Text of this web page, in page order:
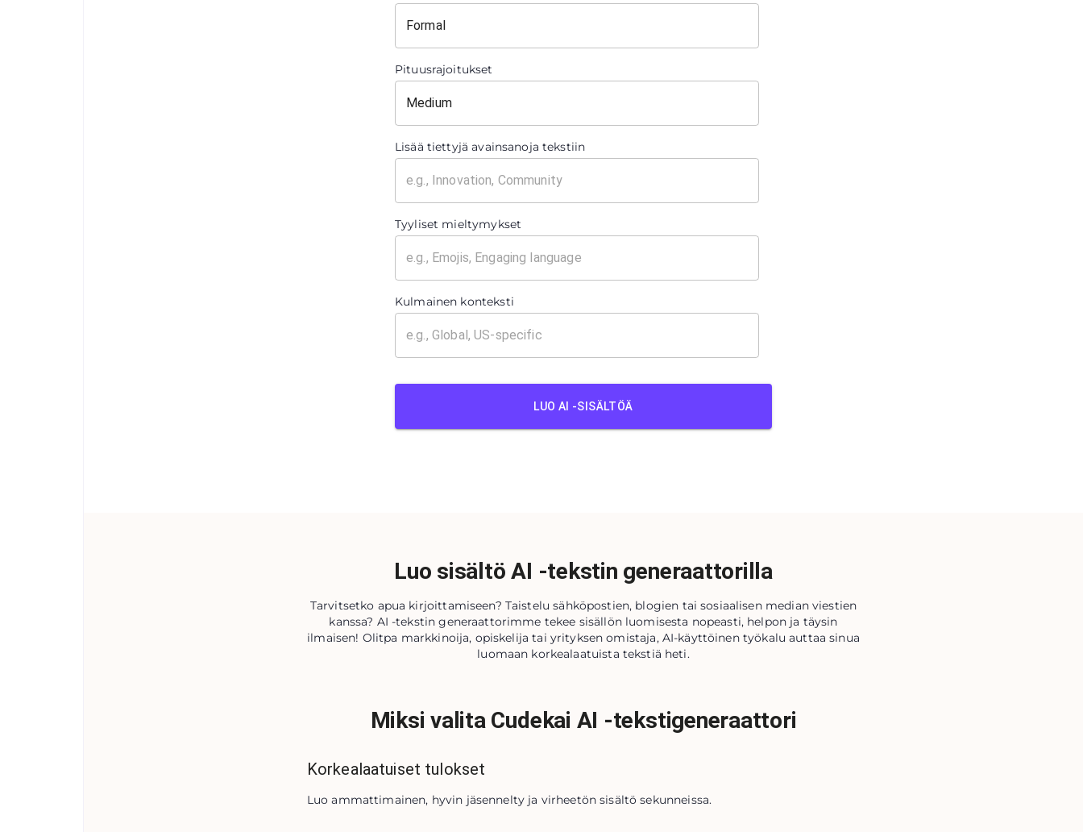
Pituusrajoitukset
Lisää tiettyjä avainsanoja tekstiin
Tyyliset mieltymykset
Kulmainen konteksti
LUO AI -SISÄLTÖÄ
Luo sisältö AI -tekstin generaattorilla
Tarvitsetko apua kirjoittamiseen? Taistelu sähköpostien, blogien tai sosiaalisen median viestien
kanssa? AI -tekstin generaattorimme tekee sisällön luomisesta nopeasti, helpon ja täysin
ilmaisen! Olitpa markkinoija, opiskelija tai yrityksen omistaja, AI-käyttöinen työkalu auttaa sinua
luomaan korkealaatuista tekstiä heti.
Miksi valita Cudekai AI -tekstigeneraattori
Korkealaatuiset tulokset
Luo ammattimainen, hyvin jäsennelty ja virheetön sisältö sekunneissa.